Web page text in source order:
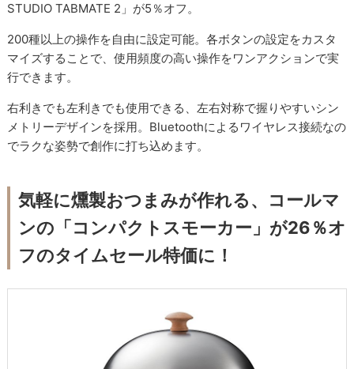
STUDIO TABMATE 2」が5％オフ。
200種以上の操作を自由に設定可能。各ボタンの設定をカスタ
マイズすることで、使用頻度の高い操作をワンアクションで実
行できます。
右利きでも左利きでも使用できる、左右対称で握りやすいシン
メトリーデザインを採用。Bluetoothによるワイヤレス接続なの
でラクな姿勢で創作に打ち込めます。
気軽に燻製おつまみが作れる、コールマ
ンの「コンパクトスモーカー」が26％オ
フのタイムセール特価に！